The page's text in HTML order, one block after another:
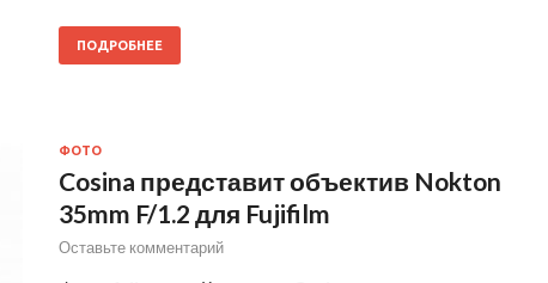
ПОДРОБНЕЕ
ФОТО
Cosina представит объектив Nokton
35mm F/1.2 для Fujifilm
Оставьте комментарий